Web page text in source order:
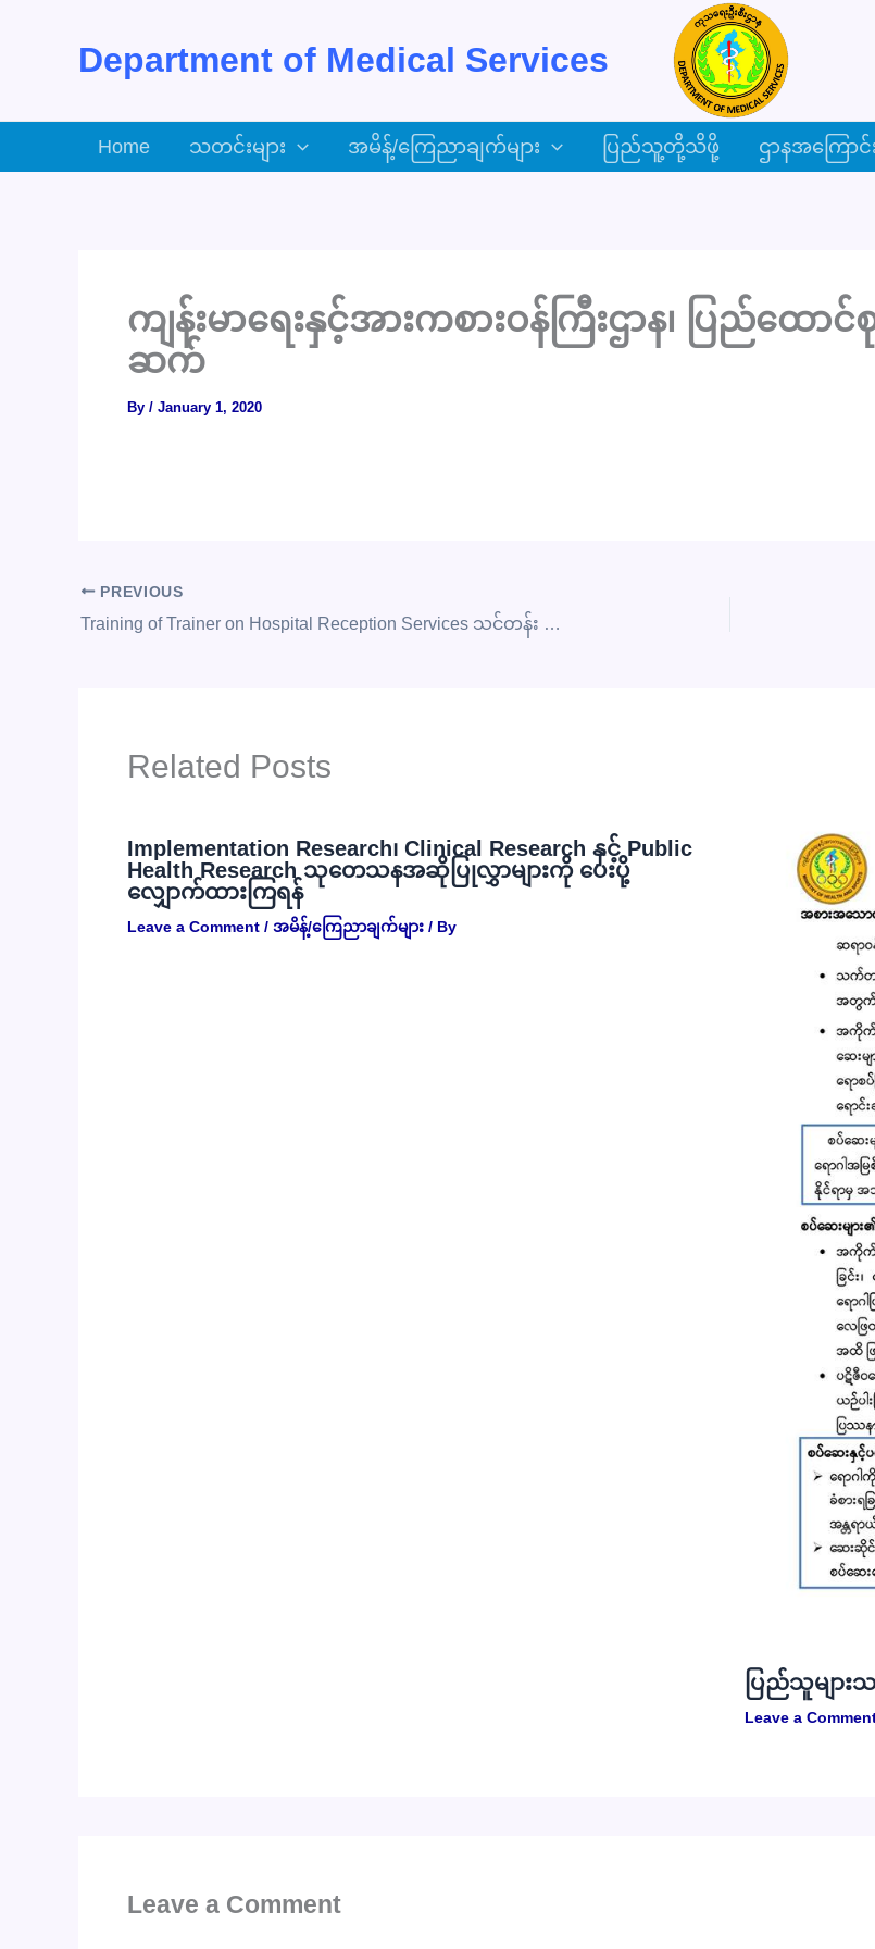
Department of Medical Services
Home သတင်းများ အမိန့်/ကြေညာချက်များ ပြည်သူ့တို့သိဖို့ ဌာနအကြောင်
ကျန်းမာရေးနှင့်အားကစားဝန်ကြီးဌာန၊ ပြည်ထေ
ဆက်
By / January 1, 2020
PREVIOUS
Training of Trainer on Hospital Reception Services သင်တန်း ကျင်းပပြုလုပ်
Related Posts
Implementation Research၊ Clinical Research နှင့် Public
Health Research သုတေသနအဆိုပြုလွှာများကို ပေးပို့
လျှောက်ထားကြရန်
Leave a Comment / အမိန့်/ကြေညာချက်များ / By
ပြည်သူများ
Leave a
Leave a Comment